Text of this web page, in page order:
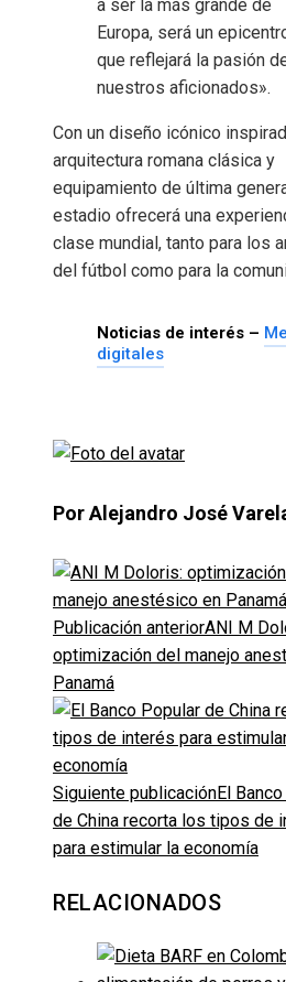
a ser la más grande de
Europa, será un
que reflejará la pasión
nuestros aficionados».
Con un diseño icónico
arquitectura romana clásica y
equipamiento de última
estadio ofrecerá una
clase mundial, tanto para los
del fútbol como para la
Noticias de interés –
digitales
Por Alejandro José
Publicación anteriorANI M
optimización del manejo
Panamá
Siguiente publicaciónEl
de China recorta los tipos de
para estimular la economía
RELACIONADOS